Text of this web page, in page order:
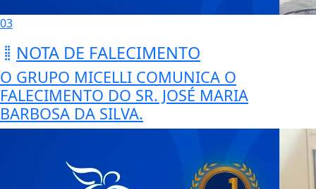
03
NOTA DE FALECIMENTO
O GRUPO MICELLI COMUNICA O
FALECIMENTO DO SR. JOSÉ MARIA
BARBOSA DA SILVA.